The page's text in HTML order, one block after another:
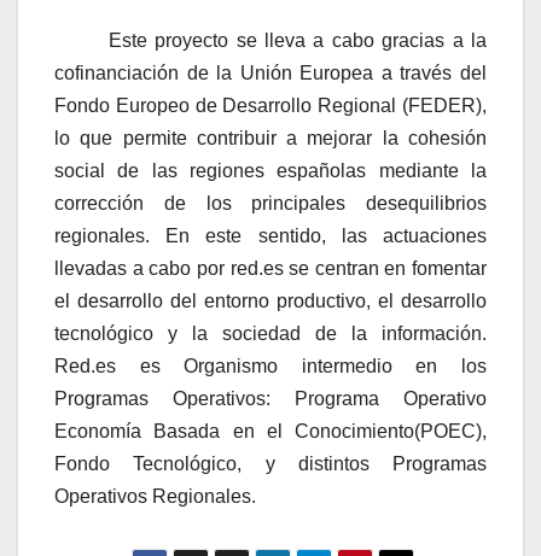
Este proyecto se lleva a cabo gracias a la
cofinanciación de la Unión Europea a través del
Fondo Europeo de Desarrollo Regional (FEDER),
lo que permite contribuir a mejorar la cohesión
social de las regiones españolas mediante la
corrección de los principales desequilibrios
regionales. En este sentido, las actuaciones
llevadas a cabo por red.es se centran en fomentar
el desarrollo del entorno productivo, el desarrollo
tecnológico y la sociedad de la información.
Red.es es Organismo intermedio en los
Programas Operativos: Programa Operativo
Economía Basada en el Conocimiento(POEC),
Fondo Tecnológico, y distintos Programas
Operativos Regionales.